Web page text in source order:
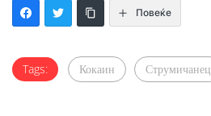
Повеќе
Tags: Кокаин Струмичанец